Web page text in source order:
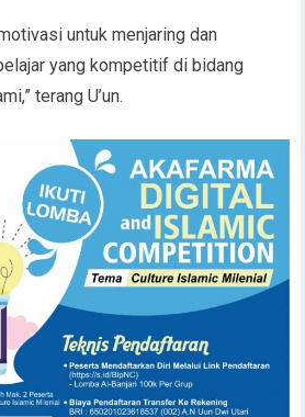
untuk menjaring dan
yang kompetitif di bidang
terang U’un.